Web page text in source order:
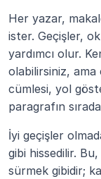
Her yazar,
ister. Geçişler,
yardımcı olur.
olabilirsiniz,
cümlesi, yol
paragrafın
İyi geçişler
gibi hissedilir.
sürmek gibidir;